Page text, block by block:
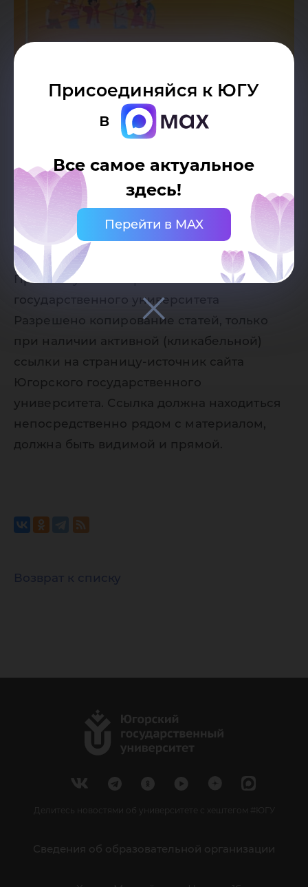
Присоединяйся к ЮГУ
в
Все самое актуальное
здесь!
Перейти в MAX
Дата публикации: 26.06.2026
Автор:
Пресс-служба Югорского
государственного университета
Разрешено копирование статей, только
при наличии активной (кликабельной)
ссылки на страницу-источник сайта
Югорского государственного
университета. Ссылка должна находиться
непосредственно рядом с материалом,
должна быть видимой и прямой.
Возврат к списку
Делитесь новостями об университете с хештегом #ЮГУ
Сведения об образовательной организации